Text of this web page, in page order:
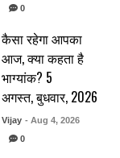
0
कैसा रहेगा आपका
आज, क्या कहता है
भाग्यांक? 5
अगस्त, बुधवार, 2026
Vijay - Aug 4, 2026
0